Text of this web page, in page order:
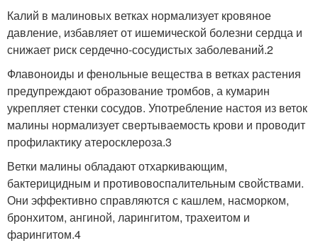
Калий в малиновых ветках нормализует кровяное
давление, избавляет от ишемической болезни сердца и
снижает риск сердечно-сосудистых заболеваний.2
Флавоноиды и фенольные вещества в ветках растения
предупреждают образование тромбов, а кумарин
укрепляет стенки сосудов. Употребление настоя из веток
малины нормализует свертываемость крови и проводит
профилактику атеросклероза.3
Ветки малины обладают отхаркивающим,
бактерицидным и противовоспалительным свойствами.
Они эффективно справляются с кашлем, насморком,
бронхитом, ангиной, ларингитом, трахеитом и
фарингитом.4